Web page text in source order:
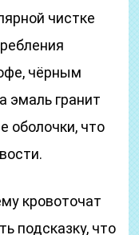
чистке
чёрным
эмаль гранит
оболочки, что
кровоточат
подсказку, что